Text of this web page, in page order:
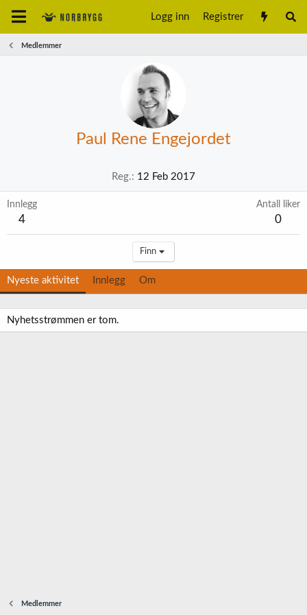
Logg inn Registrer
Medlemmer
Paul Rene Engejordet
Reg. 12 Feb 2017
Innlegg
4
Antall liker
0
Finn
Nyeste aktivitet Innlegg Om
Nyhetsstrømmen er tom.
Medlemmer